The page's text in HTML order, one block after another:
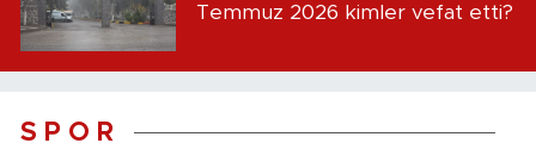
Temmuz 2026 kimler vefat etti?
S P O R